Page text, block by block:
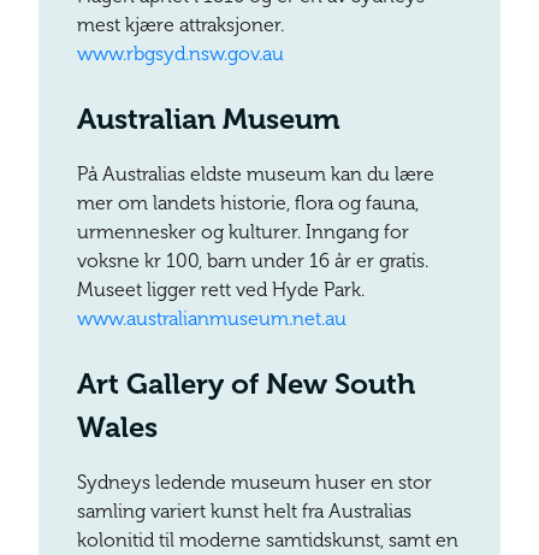
mest kjære attraksjoner.
www.rbgsyd.nsw.gov.au
Australian Museum
På Australias eldste museum kan du lære
mer om landets historie, flora og fauna,
urmennesker og kulturer. Inngang for
voksne kr 100, barn under 16 år er gratis.
Museet ligger rett ved Hyde Park.
www.australianmuseum.net.au
Art Gallery of New South
Wales
Sydneys ledende museum huser en stor
samling variert kunst helt fra Australias
kolonitid til moderne samtidskunst, samt en